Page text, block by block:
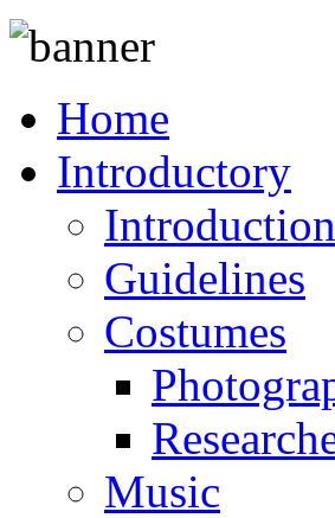
Home
Introductory
Introduction
Guidelines
Costumes
Music